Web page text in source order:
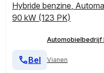
Hybride benzine,
90 kW (123 PK)
Automobielbedrijf
Vianen
Bel